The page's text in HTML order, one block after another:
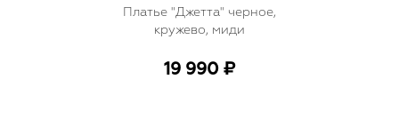
Платье "Джетта" черное,
кружево, миди
19 990 ₽